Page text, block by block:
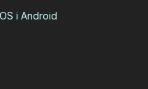
i Android